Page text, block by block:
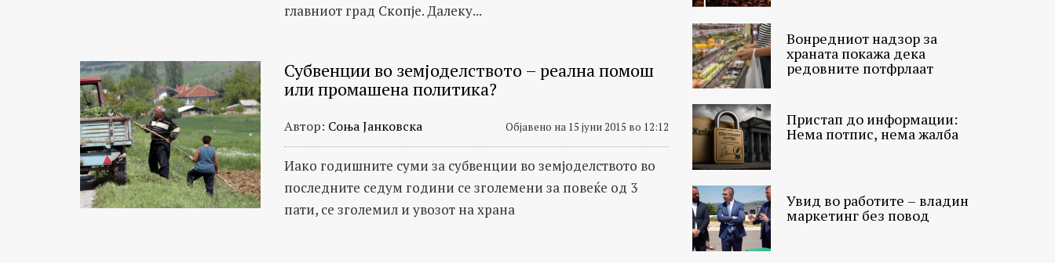
теми
како
транспарентност
на
институции,
злоупотреби,
мито,
главниот град Скопје. Далеку...
Субвенции во земјоделството – реална помош
или промашена политика?
Автор: Соња Јанковска Објавено на 15 јуни 2015 во 12:12
Иако годишните суми за субвенции во земјоделството во
последните седум години се зголемени за повеќе од 3
пати, се зголемил и увозот на храна
Вонредниот надзор за
храната покажа дека
редовните потфрлаат
Пристап до информации:
Нема потпис, нема жалба
Увид во работите – владин
маркетинг без повод